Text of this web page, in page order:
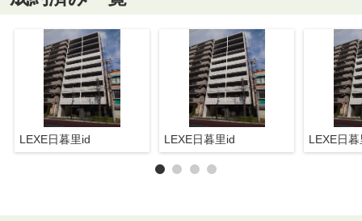
LEXE日暮里id LEXE日暮里id LEXE日